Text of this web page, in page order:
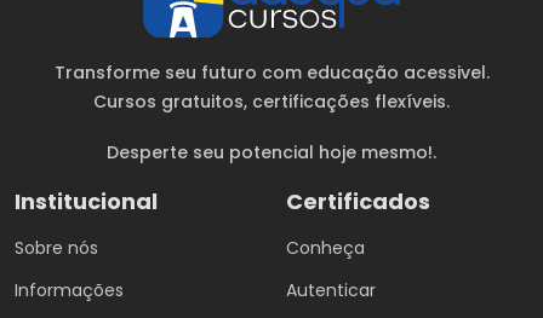
Transforme seu futuro com educação acessivel.
Cursos gratuitos, certificações flexíveis.
Desperte seu potencial hoje mesmo!.
Institucional
Sobre nós
Informações
Certificados
Conheça
Autenticar